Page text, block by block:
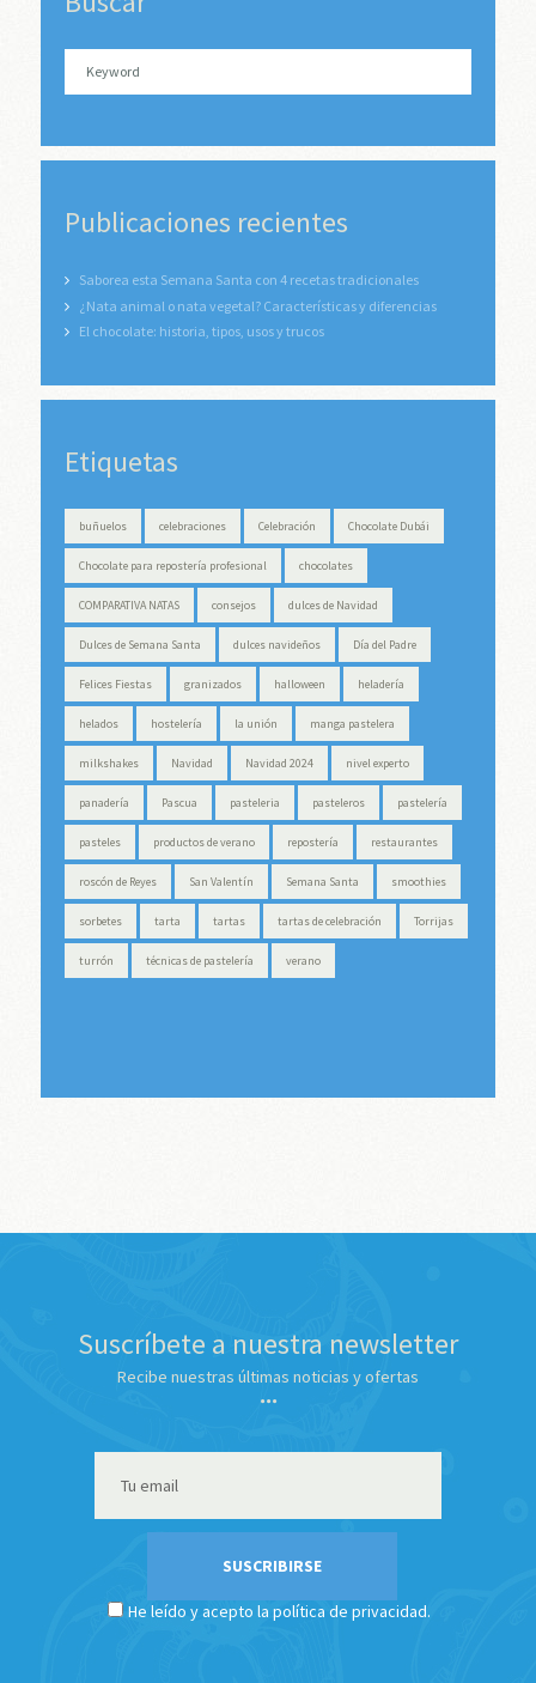
Publicaciones recientes
Saborea esta Semana Santa con 4 recetas tradicionales
¿Nata animal o nata vegetal? Características y diferencias
El chocolate: historia, tipos, usos y trucos
Etiquetas
buñuelos celebraciones Celebración Chocolate Dubái
Chocolate para repostería profesional chocolates
COMPARATIVA NATAS consejos dulces de Navidad
Dulces de Semana Santa dulces navideños Día del Padre
Felices Fiestas granizados halloween heladería
helados hostelería la unión manga pastelera
milkshakes Navidad Navidad 2024 nivel experto
panadería Pascua pasteleria pasteleros pastelería
pasteles productos de verano repostería restaurantes
roscón de Reyes San Valentín Semana Santa smoothies
sorbetes tarta tartas tartas de celebración Torrijas
turrón técnicas de pastelería verano
Suscríbete a nuestra newsletter
Recibe nuestras últimas noticias y ofertas
He leído y acepto la política de privacidad.